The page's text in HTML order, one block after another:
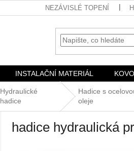
NEZÁVISLÉ TOPENÍ
INSTALAČNÍ MATERIÁL
Hydraulické
hadice
Hadice s
oleje
hadice hydraulická